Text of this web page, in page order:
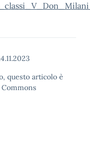
questo articolo è